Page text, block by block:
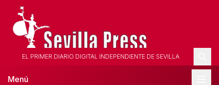
EL PRIMER DIARIO DIGITAL INDEPENDIENTE DE SEVILLA
Menú